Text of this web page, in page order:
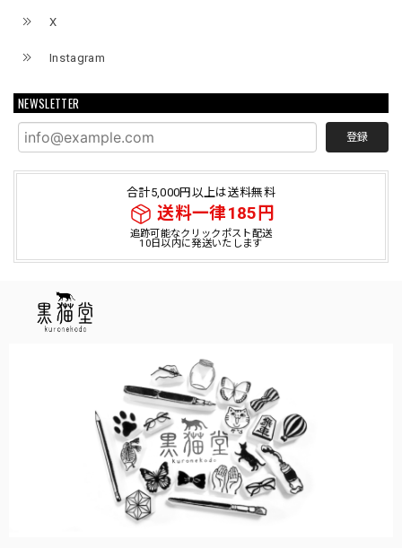
X
Instagram
NEWSLETTER
登録
合計5,000円以上は送料無料
送料一律185円
追跡可能なクリックポスト配送
10日以内に発送いたします